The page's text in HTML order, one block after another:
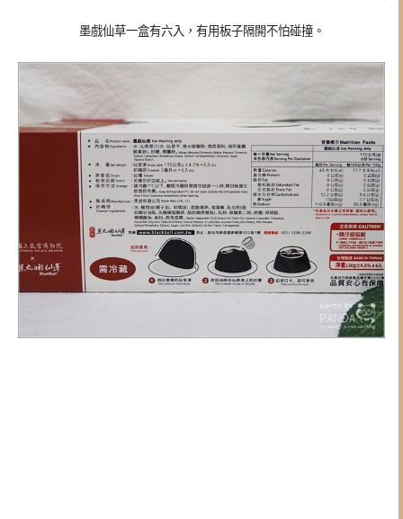
墨戲仙草一盒有六入，有用板子隔開不怕碰撞。